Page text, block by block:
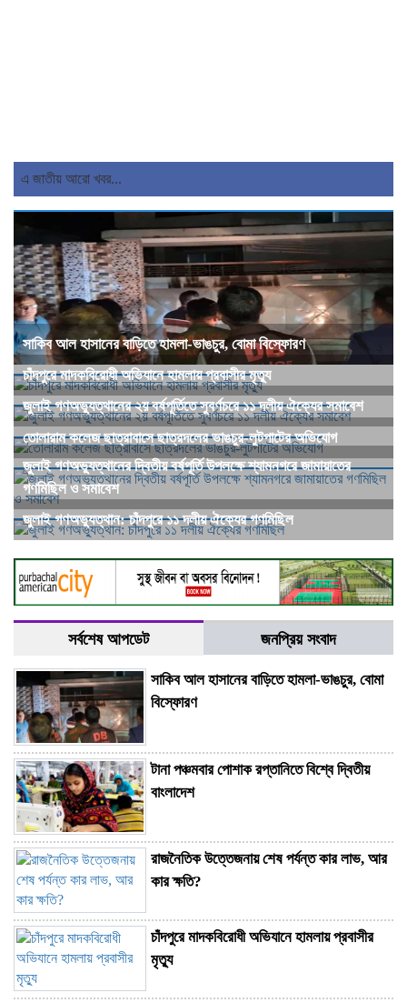
এ জাতীয় আরো খবর...
সাকিব আল হাসানের বাড়িতে হামলা-ভাঙচুর, বোমা বিস্ফোরণ
চাঁদপুরে মাদকবিরোধী অভিযানে হামলায় প্রবাসীর মৃত্যু
জুলাই গণঅভ্যুত্থানের ২য় বর্ষপূর্তিতে সুবর্ণচরে ১১ দলীয় ঐক্যের সমাবেশ
তোলারাম কলেজ ছাত্রাবাসে ছাত্রদলের ভাঙচুর-লুটপাটের অভিযোগ
জুলাই গণঅভ্যুত্থানের দ্বিতীয় বর্ষপূর্তি উপলক্ষে শ্যামনগরে জামায়াতের
গণমিছিল ও সমাবেশ
জুলাই গণঅভ্যুত্থান: চাঁদপুরে ১১ দলীয় ঐক্যের গণমিছিল
সর্বশেষ আপডেট জনপ্রিয় সংবাদ
সাকিব আল হাসানের বাড়িতে হামলা-ভাঙচুর, বোমা
বিস্ফোরণ
টানা পঞ্চমবার পোশাক রপ্তানিতে বিশ্বে দ্বিতীয়
বাংলাদেশ
রাজনৈতিক উত্তেজনায় শেষ পর্যন্ত কার লাভ, আর
কার ক্ষতি?
চাঁদপুরে মাদকবিরোধী অভিযানে হামলায় প্রবাসীর
মৃত্যু